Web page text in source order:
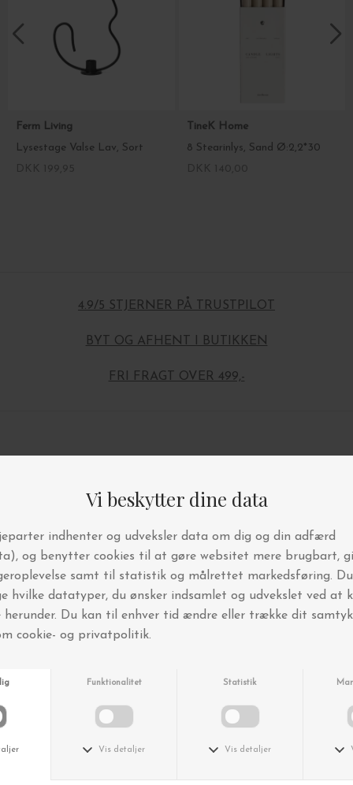
Ferm Living
Lysestage Valse Lav, Sort
TineK Home
8 Stearinlys, Sand Ø:2,2*30
4.9/5 STJERNER PÅ TRUSTPILOT
BYT OG AFHENT I BUTIKKEN
FRI FRAGT OVER 499,-
Andre købte også